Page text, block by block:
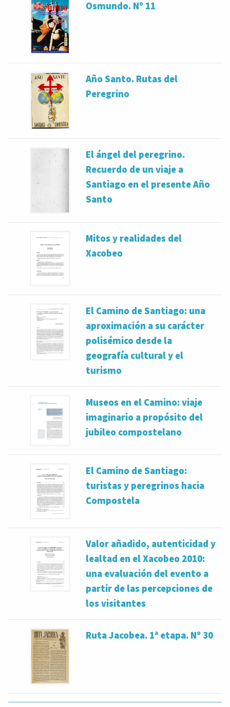
Osmundo. Nº 11
Año Santo. Rutas del
Peregrino
El ángel del peregrino.
Recuerdo de un viaje a
Santiago en el presente Año
Santo
Mitos y realidades del
Xacobeo
El Camino de Santiago: una
aproximación a su carácter
polisémico desde la
geografía cultural y el
turismo
Museos en el Camino: viaje
imaginario a propósito del
jubileo compostelano
El Camino de Santiago:
turistas y peregrinos hacia
Compostela
Valor añadido, autenticidad y
lealtad en el Xacobeo 2010:
una evaluación del evento a
partir de las percepciones de
los visitantes
Ruta Jacobea. 1ª etapa. Nº 30